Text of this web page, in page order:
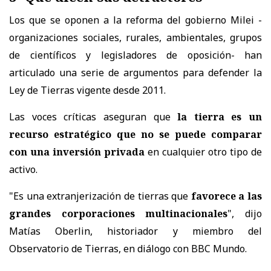
Los que se oponen a la reforma del gobierno Milei -
organizaciones sociales, rurales, ambientales, grupos
de científicos y legisladores de oposición- han
articulado una serie de argumentos para defender la
Ley de Tierras vigente desde 2011.
Las voces críticas aseguran quela tierra es un
recurso estratégico que no se puede comparar
con una inversión privada en cualquier otro tipo de
activo.
"Es una extranjerización de tierras que favorece a las
grandes corporaciones multinacionales", dijo
Matías Oberlin, historiador y miembro del
Observatorio de Tierras, en diálogo con BBC Mundo.